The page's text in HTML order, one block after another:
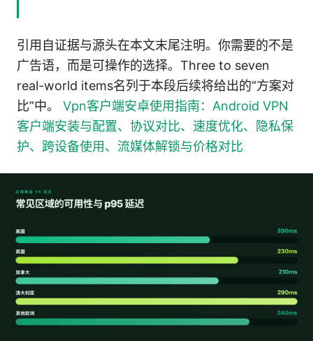
引用自证据与源头在本文末尾注明。你需要的不是
广告语，而是可操作的选择。Three to seven
real-world items名列于本段后续将给出的“方案对
比”中。 Vpn客户端安卓使用指南：Android VPN
客户端安装与配置、协议对比、速度优化、隐私保
护、跨设备使用、流媒体解锁与价格对比